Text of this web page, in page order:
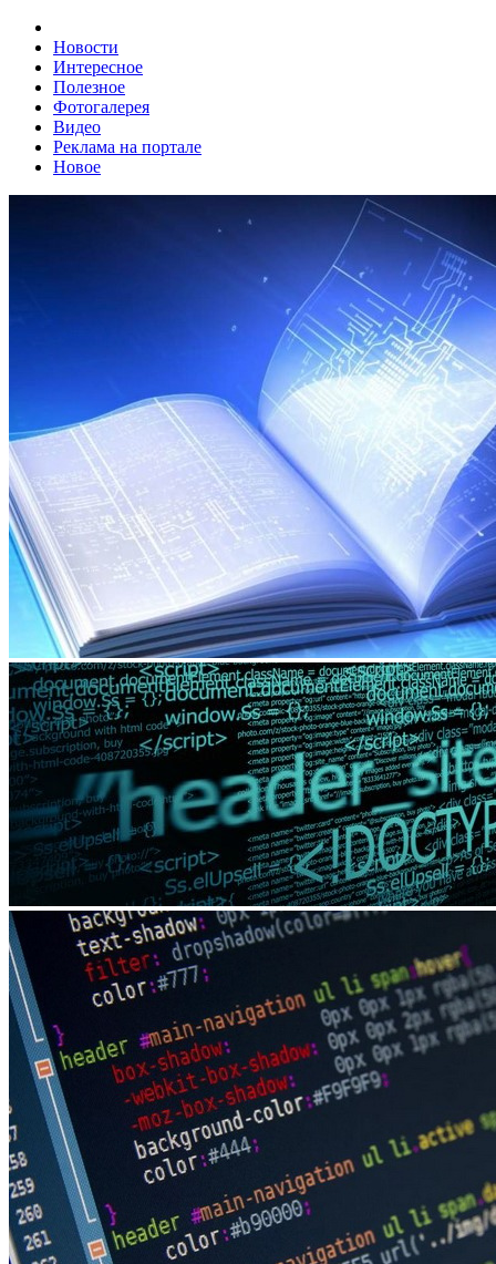
Новости
Интересное
Полезное
Фотогалерея
Видео
Реклама на портале
Новое